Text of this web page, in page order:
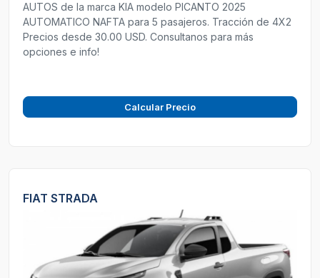
AUTOS de la marca KIA modelo PICANTO 2025
AUTOMATICO NAFTA para 5 pasajeros. Tracción de 4X2
Precios desde 30.00 USD. Consultanos para más
opciones e info!
Calcular Precio
FIAT STRADA